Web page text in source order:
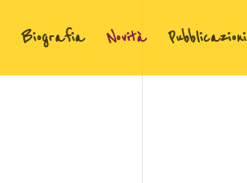
Biografia Novità Pubblicazioni